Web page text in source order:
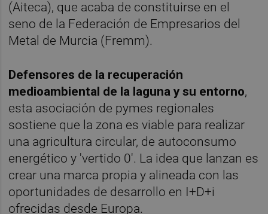
(Aiteca), que acaba de constituirse en el
seno de la Federación de Empresarios del
Metal de Murcia (Fremm).
Defensores de la recuperación
medioambiental de la laguna y su entorno,
esta asociación de pymes regionales
sostiene que la zona es viable para realizar
una agricultura circular, de autoconsumo
energético y 'vertido 0'. La idea que lanzan es
crear una marca propia y alineada con las
oportunidades de desarrollo en I+D+i
ofrecidas desde Europa.